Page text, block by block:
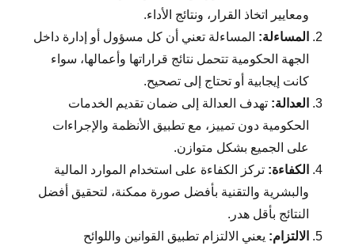
ومعايير اتخاذ القرار، ونتائج الأداء.
المساءلة: المساءلة تعني أن كل مسؤول أو إدارة داخل
الجهة الحكومية تتحمل نتائج قراراتها وأعمالها، سواء
كانت إيجابية أو تحتاج إلى تصحيح.
العدالة:تهدف العدالة إلى ضمان تقديم الخدمات
الحكومية دون تمييز، مع تطبيق الأنظمة والإجراءات
على الجميع بشكل متوازن.
الكفاءة:تركز الكفاءة على استخدام الموارد المالية
والبشرية والتقنية بأفضل صورة ممكنة، لتحقيق أفضل
النتائج بأقل هدر.
الالتزام: يعني الالتزام تطبيق القوانين واللوائح